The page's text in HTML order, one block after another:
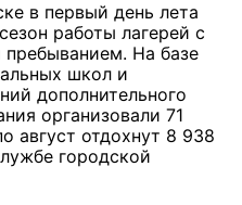
в первый день лета
работы лагерей с
На базе
школ и
дополнительного
организовали 71
август отдохнут 8 938
городской